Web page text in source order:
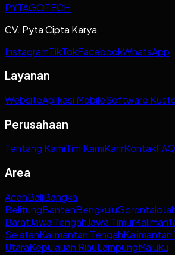
PYTAGOTECH
CV. Pyta Cipta Karya
InstagramTikTokFacebookWhatsApp
Layanan
WebsiteAplikasi MobileSoftware
Perusahaan
Tentang KamiTim KamiKarirKontakFAQ
Area
AcehBaliBangka
BelitungBantenBengkuluGorontalo
BaratJawa TengahJawa Timur
SelatanKalimantan TengahKalimantan
UtaraKepulauan RiauLampungMaluku